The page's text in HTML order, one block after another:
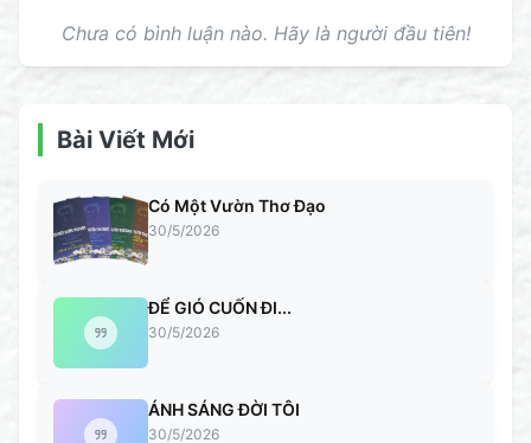
Chưa có bình luận nào. Hãy là người đầu tiên!
Bài Viết Mới
Có Một Vườn Thơ Đạo
30/5/2026
ĐỂ GIÓ CUỐN ĐI...
30/5/2026
ÁNH SÁNG ĐỜI TÔI
30/5/2026